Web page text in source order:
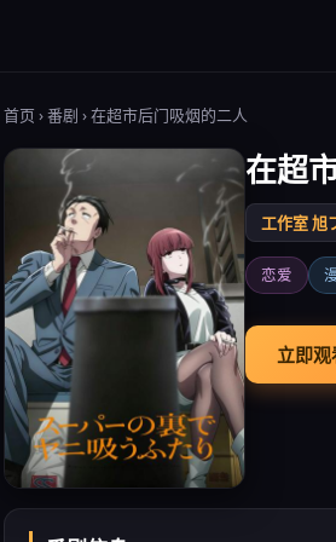
首页 ›番剧 › 在超市后门吸烟的二人
在超
工作室 旭
恋爱
立即